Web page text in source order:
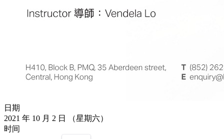
日期
2021 年 10 月 2 日 （星期六）
时间